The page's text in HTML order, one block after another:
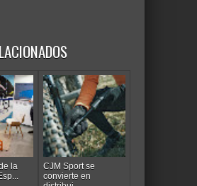
la
CJM Sport se
convierte en